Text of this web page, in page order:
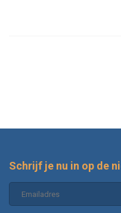
Schrijf je nu in op de